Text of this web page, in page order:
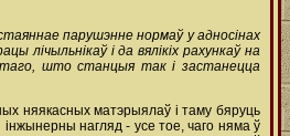
парушэнне нормаў у адносінах
лічыльнікаў і да вялікіх рахункаў на
таго, што станцыя так і застанецца
няякасных матэрыялаў і таму бяруць
нагляд - усе тое, чаго няма ў